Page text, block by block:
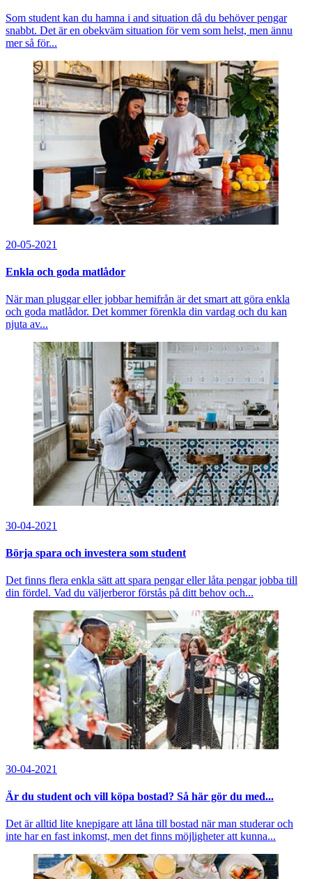
Som student kan du hamna i and situation då du behöver pengar
snabbt. Det är en obekväm situation för vem som helst, men ännu
mer så för...
20-05-2021
Enkla och goda matlådor
När man pluggar eller jobbar hemifrån är det smart att göra enkla
och goda matlådor. Det kommer förenkla din vardag och du kan
njuta av...
30-04-2021
Börja spara och investera som student
Det finns flera enkla sätt att spara pengar eller låta pengar jobba till
din fördel. Vad du väljerberor förstås på ditt behov och...
30-04-2021
Är du student och vill köpa bostad? Så här gör du med...
Det är alltid lite knepigare att låna till bostad när man studerar och
inte har en fast inkomst, men det finns möjligheter att kunna...